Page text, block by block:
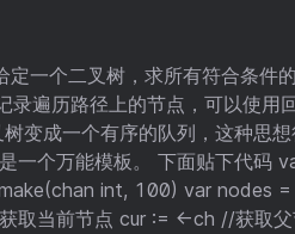
一个二叉树，求所有符合条件
遍历路径上的节点，可以使用
变成一个有序的队列，这种思想
一个万能模板。 下面贴下代码
int, 100) var nodes
当前节点 cur := <-ch //获取父